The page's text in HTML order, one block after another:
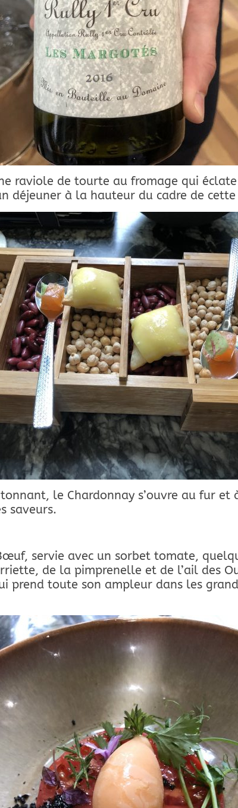
raviole de tourte au fromage qui
déjeuner à la hauteur du cadre de
le Chardonnay s’ouvre au fur et
saveurs.
servie avec un sorbet tomate,
de la pimprenelle et de l’ail des
prend toute son ampleur dans les